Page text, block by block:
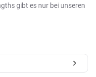
gibt es nur bei unseren